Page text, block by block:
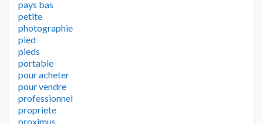
pays bas
petite
photographie
pied
pieds
portable
pour acheter
pour vendre
professionnel
propriete
proximus